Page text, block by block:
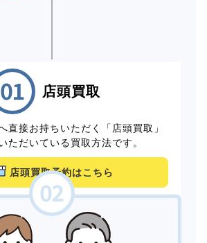
店頭買取
直接お持ちいただく「店頭買取」
ただいている買取方法です。
店頭買取予約はこちら